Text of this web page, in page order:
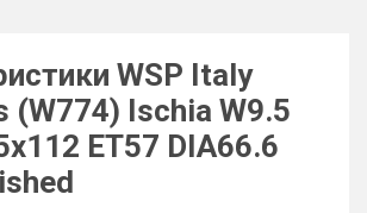
WSP Italy
(W774) Ischia W9.5
ET57 DIA66.6